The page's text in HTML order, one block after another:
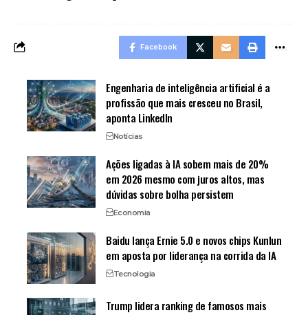
Facebook
Engenharia de inteligência artificial é a
profissão que mais cresceu no Brasil,
aponta LinkedIn
Notícias
Ações ligadas à IA sobem mais de 20%
em 2026 mesmo com juros altos, mas
dúvidas sobre bolha persistem
Economia
Baidu lança Ernie 5.0 e novos chips Kunlun
em aposta por liderança na corrida da IA
Tecnologia
Trump lidera ranking de famosos mais